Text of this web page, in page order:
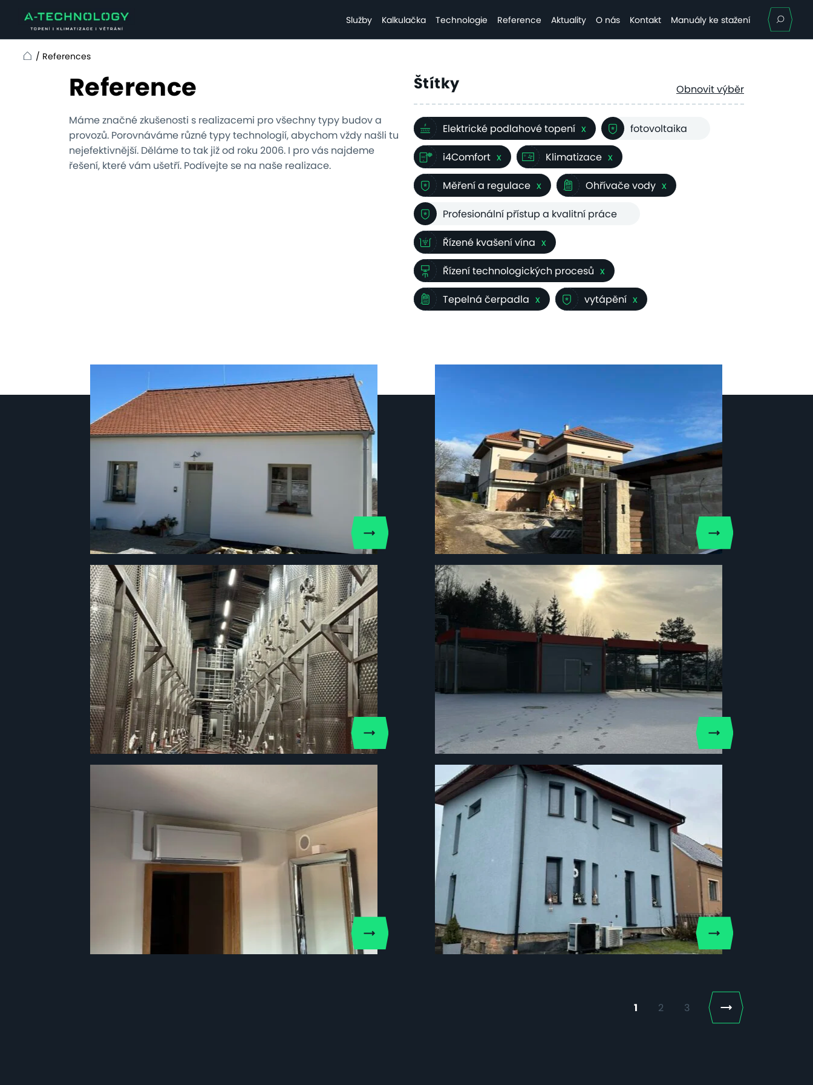
Služby Kalkulačka Technologie Reference Aktuality O nás Kontakt Manuály ke stažení
/ References
Reference
Máme značné zkušenosti s realizacemi pro všechny typy budov a
provozů. Porovnáváme různé typy technologií, abychom vždy našli tu
nejefektivnější. Děláme to tak již od roku 2006. I pro vás najdeme
řešení, které vám ušetří. Podívejte se na naše realizace.
Štítky Obnovit výběr
Elektrické podlahové topení x fotovoltaika
i4Comfort x Klimatizace x
Měření a regulace x Ohřívače vody x
Profesionální přístup a kvalitní práce
Řízené kvašení vína x
Řízení technologických procesů x
Tepelná čerpadla x vytápění x
1 2 3
Next